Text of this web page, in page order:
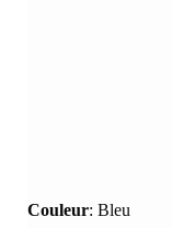
Couleur: Bleu